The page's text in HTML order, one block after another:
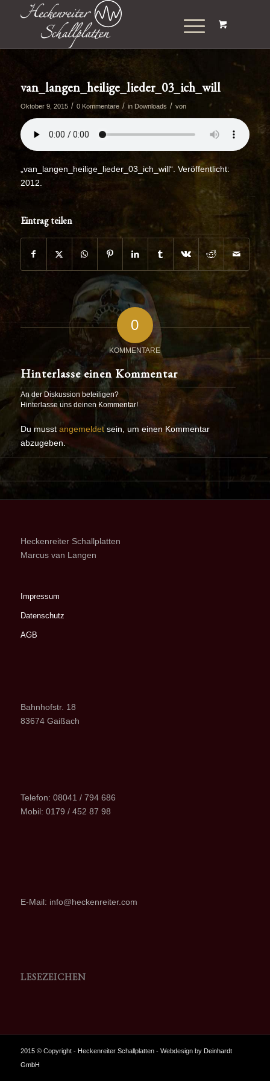
van_langen_heilige_lieder_03_ich_will
Oktober 9, 2015 / 0 Kommentare / in Downloads / von
„van_langen_heilige_lieder_03_ich_will“. Veröffentlicht:
2012.
Eintrag teilen
0
KOMMENTARE
Hinterlasse einen Kommentar
An der Diskussion beteiligen?
Hinterlasse uns deinen Kommentar!
Du musst angemeldetsein, um einen Kommentar
abzugeben.
Heckenreiter Schallplatten
Marcus van Langen
Impressum
Datenschutz
AGB
Bahnhofstr. 18
83674 Gaißach
Telefon: 08041 / 794 686
Mobil: 0179 / 452 87 98
E-Mail: info@heckenreiter.com
LESEZEICHEN
2015 © Copyright - Heckenreiter Schallplatten - Webdesign by Deinhardt
GmbH